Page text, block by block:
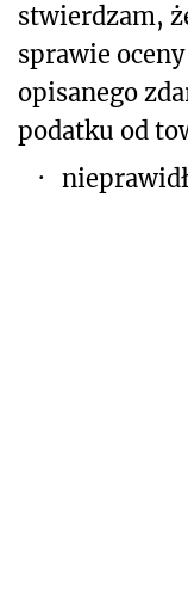
stwierdzam,
sprawie
opisanego
podatku od
·